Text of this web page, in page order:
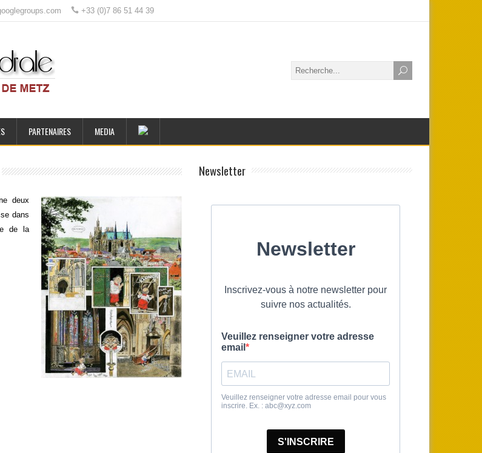
+33 (0)7 86 51 44 39
PARTENAIRES MEDIA
deux
dans
de la
Newsletter